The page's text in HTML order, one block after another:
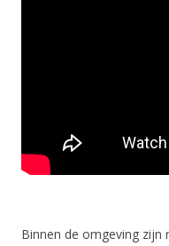
Binnen de omgeving zijn